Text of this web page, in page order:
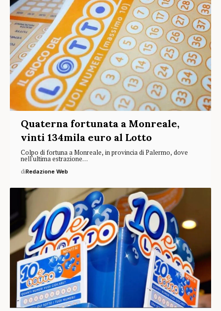
Quaterna fortunata a Monreale,
vinti 134mila euro al Lotto
Colpo di fortuna a Monreale, in provincia di Palermo, dove
nell'ultima estrazione…
diRedazione Web